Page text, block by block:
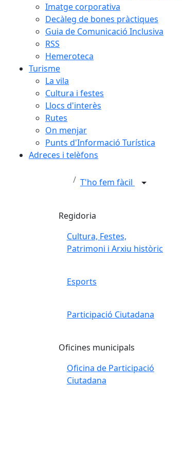
Imatge corporativa
Decàleg de bones pràctiques
Guia de Comunicació Inclusiva
RSS
Hemeroteca
Turisme
La vila
Cultura i festes
Llocs d'interès
Rutes
On menjar
Punts d'Informació Turística
Adreces i telèfons
T'ho fem fàcil
Regidoria
Cultura, Festes,
Patrimoni i Arxiu històric
Esports
Participació Ciutadana
Oficines municipals
Oficina de Participació
Ciutadana